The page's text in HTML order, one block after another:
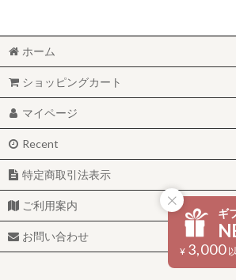
ホーム
ショッピングカート
マイページ
Recent
特定商取引法表示
ご利用案内
お問い合わせ
ギ
¥ 3,000